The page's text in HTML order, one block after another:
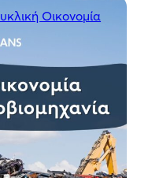
Οικονομία